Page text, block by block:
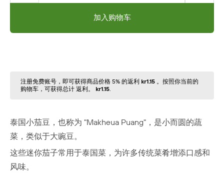
注册免费账号，即可获得商品价格 5% 的返利 kr1.15 。按照你当前的
购物⻋，可获得总计 返利。
kr1.15.
泰国小茄豆，也称为 "Makheua Puang"，是小而圆的蔬
菜，类似于大豌豆。
这些迷你茄子常用于泰国菜，为许多传统菜肴增添口感和
风味。
加入购物车